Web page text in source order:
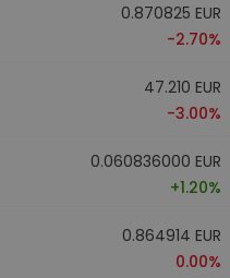
0.870825 EUR
-2.70%
47.210 EUR
-3.00%
0.060836000 EUR
+1.20%
0.864914 EUR
0.00%